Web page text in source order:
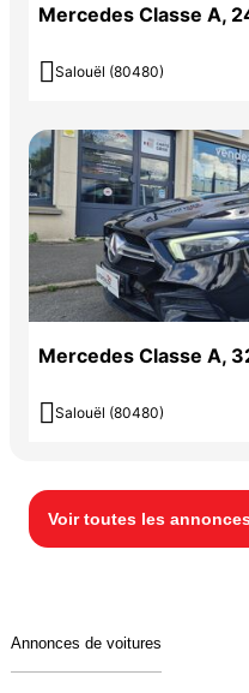
Mercedes Classe A,
 Salouël (80480)
Mercedes Classe A,
 Salouël (80480)
Voir toutes les
Annonces de voitures